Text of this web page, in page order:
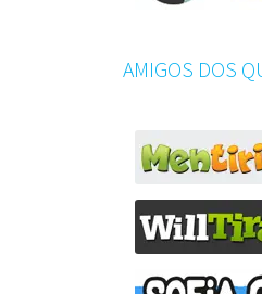
AMIGOS DOS